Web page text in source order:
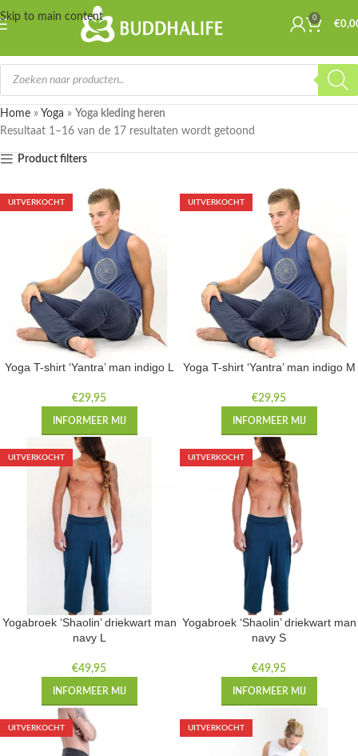
Skip to main content 0
€
Home » Yoga » Yoga kleding heren
Resultaat 1–16 van de 17 resultaten wordt getoond
Product filters
UITVERKOCHT
Yoga T-shirt ‘Yantra’ man indigo L
€29,95
INFORMEER MIJ
UITVERKOCHT
Yoga T-shirt ‘Yantra’ man indigo M
€29,95
INFORMEER MIJ
UITVERKOCHT
Yogabroek ‘Shaolin’ driekwart man
navy L
€49,95
INFORMEER MIJ
UITVERKOCHT
Yogabroek ‘Shaolin’ driekwart man
navy S
€49,95
INFORMEER MIJ
UITVERKOCHT UITVERKOCHT